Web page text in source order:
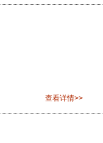
查看详情>>